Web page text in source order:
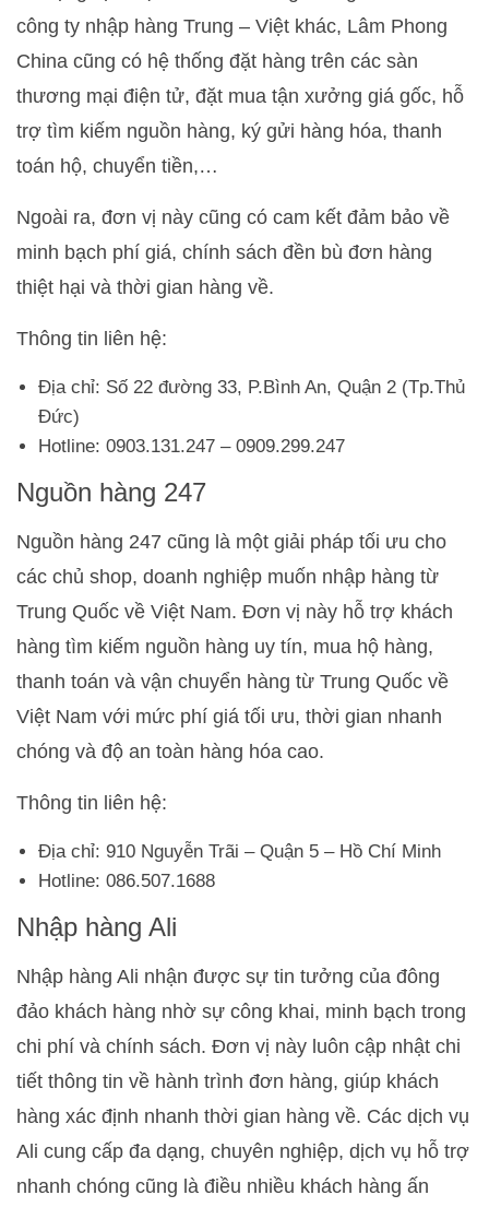
công ty nhập hàng Trung – Việt khác, Lâm Phong
China cũng có hệ thống đặt hàng trên các sàn
thương mại điện tử, đặt mua tận xưởng giá gốc, hỗ
trợ tìm kiếm nguồn hàng, ký gửi hàng hóa, thanh
toán hộ, chuyển tiền,…
Ngoài ra, đơn vị này cũng có cam kết đảm bảo về
minh bạch phí giá, chính sách đền bù đơn hàng
thiệt hại và thời gian hàng về.
Thông tin liên hệ:
Địa chỉ: Số 22 đường 33, P.Bình An, Quận 2 (Tp.Thủ
Đức)
Hotline: 0903.131.247 – 0909.299.247
Nguồn hàng 247
Nguồn hàng 247 cũng là một giải pháp tối ưu cho
các chủ shop, doanh nghiệp muốn nhập hàng từ
Trung Quốc về Việt Nam. Đơn vị này hỗ trợ khách
hàng tìm kiếm nguồn hàng uy tín, mua hộ hàng,
thanh toán và vận chuyển hàng từ Trung Quốc về
Việt Nam với mức phí giá tối ưu, thời gian nhanh
chóng và độ an toàn hàng hóa cao.
Thông tin liên hệ:
Địa chỉ: 910 Nguyễn Trãi – Quận 5 – Hồ Chí Minh
Hotline: 086.507.1688
Nhập hàng Ali
Nhập hàng Ali nhận được sự tin tưởng của đông
đảo khách hàng nhờ sự công khai, minh bạch trong
chi phí và chính sách. Đơn vị này luôn cập nhật chi
tiết thông tin về hành trình đơn hàng, giúp khách
hàng xác định nhanh thời gian hàng về. Các dịch vụ
Ali cung cấp đa dạng, chuyên nghiệp, dịch vụ hỗ trợ
nhanh chóng cũng là điều nhiều khách hàng ấn